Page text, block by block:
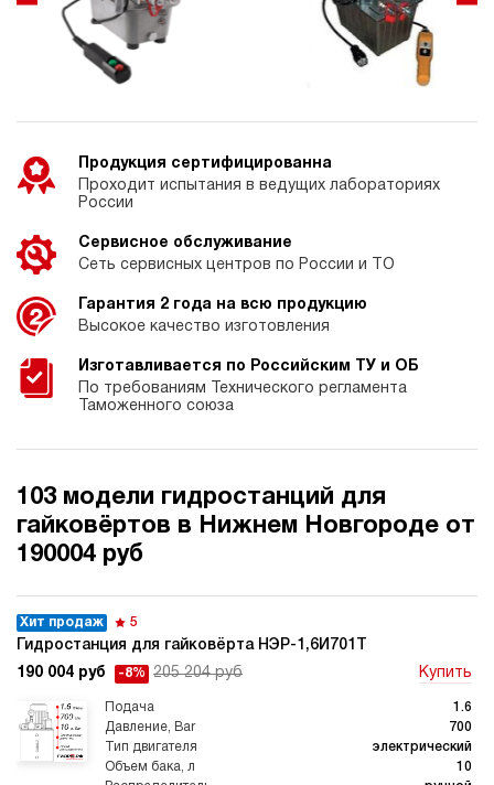
Продукция сертифицированна
Проходит испытания в ведущих лабораториях
России
Сервисное обслуживание
Сеть сервисных центров по России и ТО
Гарантия 2 года на всю продукцию
Высокое качество изготовления
Изготавливается по Российским ТУ и ОБ
По требованиям Технического регламента
Таможенного союза
103 модели гидростанций для
гайковёртов в Нижнем Новгороде от
190004 руб
Гидростанция для гайковёрта НЭР-1,6И701Т
Хит продаж 5
190 004 руб -8% 205 204 руб Купить
1.6
700
электрический
10